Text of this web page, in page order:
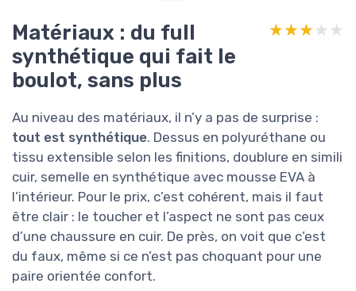
Matériaux : du full
synthétique qui fait le
boulot, sans plus
★★★★★
★★★★★
Au niveau des matériaux, il n’y a pas de surprise :
tout est synthétique. Dessus en polyuréthane ou
tissu extensible selon les finitions, doublure en simili
cuir, semelle en synthétique avec mousse EVA à
l’intérieur. Pour le prix, c’est cohérent, mais il faut
être clair : le toucher et l’aspect ne sont pas ceux
d’une chaussure en cuir. De près, on voit que c’est
du faux, même si ce n’est pas choquant pour une
paire orientée confort.